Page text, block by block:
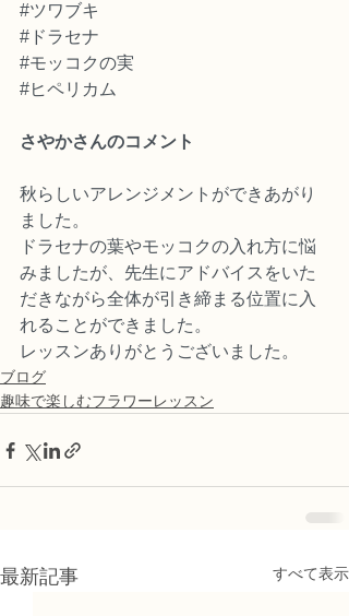
#ツワブキ
#ドラセナ
#モッコクの実
#ヒペリカム
さやかさんのコメント
秋らしいアレンジメントができあがり
ました。
ドラセナの葉やモッコクの入れ方に悩
みましたが、先生にアドバイスをいた
だきながら全体が引き締まる位置に入
れることができました。
レッスンありがとうございました。
ブログ
趣味で楽しむフラワーレッスン
最新記事 すべて表示